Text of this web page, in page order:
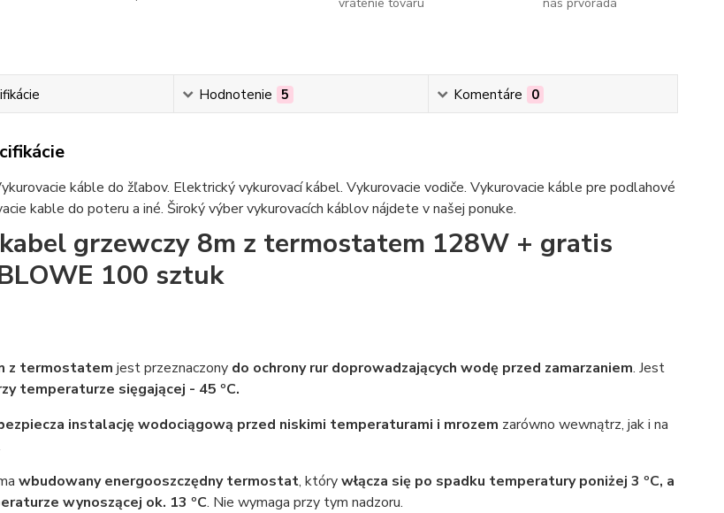
Hodnotenie 5 Komentáre 0
káble do žľabov. Elektrický vykurovací kábel. Vykurovacie vodiče. Vykurovacie káble pre podlahové
kable do poteru a iné. Široký výber vykurovacích káblov nájdete v našej ponuke.
grzewczy 8m z termostatem 128W + gratis
100 sztuk
z termostatem jest przeznaczonydo ochrony rur doprowadzających wodę przed zamarzaniem. Jest
temperaturze sięgającej - 45 ºC.
instalację wodociągową przed niskimi temperaturami i mrozem zarówno wewnątrz, jak i na
wbudowany energooszczędny termostat, którywłącza się po spadku temperatury poniżej 3 ºC, a
wynoszącej ok. 13 ºC. Nie wymaga przy tym nadzoru.